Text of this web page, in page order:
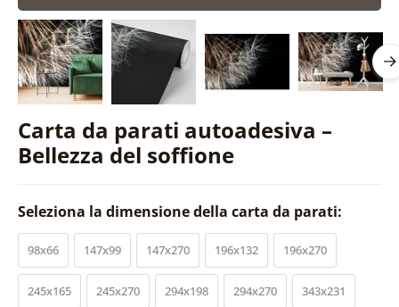
Carta da parati autoadesiva –
Bellezza del soffione
Seleziona la dimensione della carta da parati:
98x66 147x99 147x270 196x132 196x270
245x165 245x270 294x198 294x270 343x231